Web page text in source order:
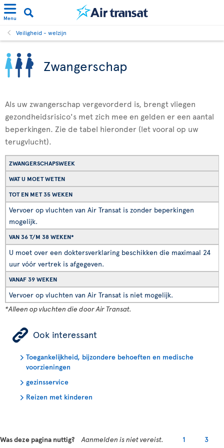
Menu
Veiligheid - welzijn
Zwangerschap
Als uw zwangerschap vergevorderd is, brengt vliegen
gezondheidsrisico's met zich mee en gelden er een aantal
beperkingen. Zie de tabel hieronder (let vooral op uw
terugvlucht).
ZWANGERSCHAPSWEEK
WAT U MOET WETEN
TOT EN MET 35 WEKEN
Vervoer op vluchten van Air Transat is zonder beperkingen
mogelijk.
VAN 36 T/M 38 WEKEN*
U moet over een doktersverklaring beschikken die maximaal 24
uur vóór vertrek is afgegeven.
VANAF 39 WEKEN
Vervoer op vluchten van Air Transat is niet mogelijk.
*Alleen op vluchten die door Air Transat.
ÿ Ook interessant
Toegankelijkheid, bijzondere behoeften en medische
voorzieningen
gezinsservice
Reizen met kinderen
Was deze pagina nuttig? Aanmelden is niet vereist. 1 3